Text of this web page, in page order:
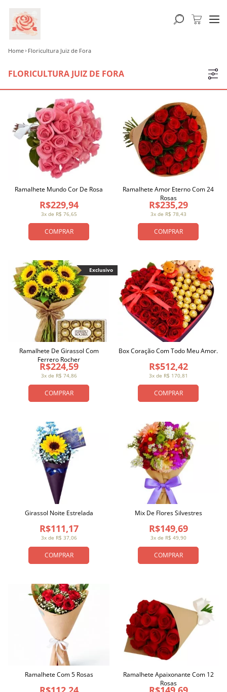
Home Floricultura Juiz de Fora
FLORICULTURA JUIZ DE FORA
COMPRAR
3x de R$ 76,65
R$229,94
Ramalhete Mundo Cor De Rosa
COMPRAR
3x de R$ 78,43
R$235,29
Ramalhete Amor Eterno Com 24
Rosas
COMPRAR
3x de R$ 74,86
R$224,59
Ramalhete De Girassol Com
Ferrero Rocher
Exclusivo
COMPRAR
3x de R$ 170,81
R$512,42
Box Coração Com Todo Meu Amor.
COMPRAR
3x de R$ 37,06
R$111,17
Girassol Noite Estrelada
COMPRAR
3x de R$ 49,90
R$149,69
Mix De Flores Silvestres
Ramalhete Com 5 Rosas
Ramalhete Apaixonante Com 12
Rosas